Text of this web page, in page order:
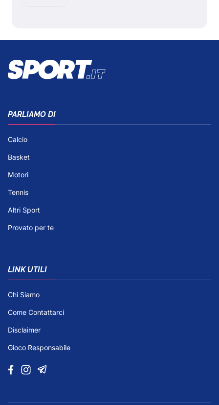
PARLIAMO DI
Calcio
Basket
Motori
Tennis
Altri Sport
Provato per te
LINK UTILI
Chi Siamo
Come Contattarci
Disclaimer
Gioco Responsabile